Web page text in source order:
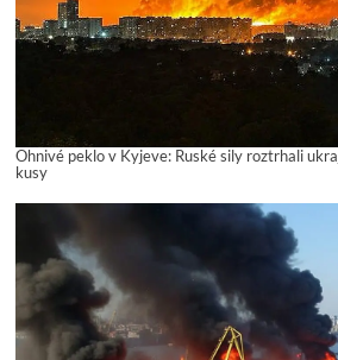
Ohnivé peklo v Kyjeve: Ruské sily roztrhali
kusy